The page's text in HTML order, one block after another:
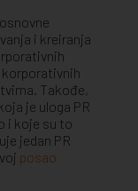
i kreiranja
Takođe,
je uloga PR
i koje su to
jedan PR
posao